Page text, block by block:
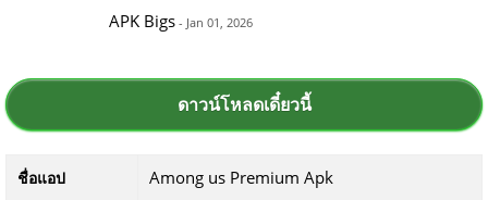
APK Bigs - Jan 01, 2026
ดาวน์โหลดเดี๋ยวนี้
ชื่อแอป Among us Premium Apk